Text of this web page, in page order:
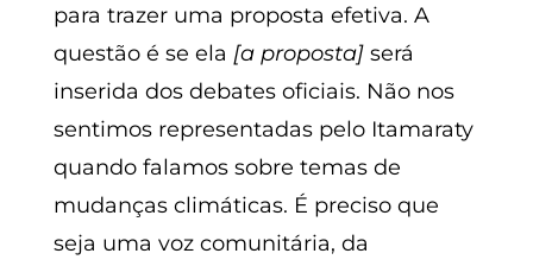
para trazer uma proposta efetiva. A
questão é se ela [a proposta]será
inserida dos debates oficiais. Não nos
sentimos representadas pelo Itamaraty
quando falamos sobre temas de
mudanças climáticas. É preciso que
seja uma voz comunitária, da